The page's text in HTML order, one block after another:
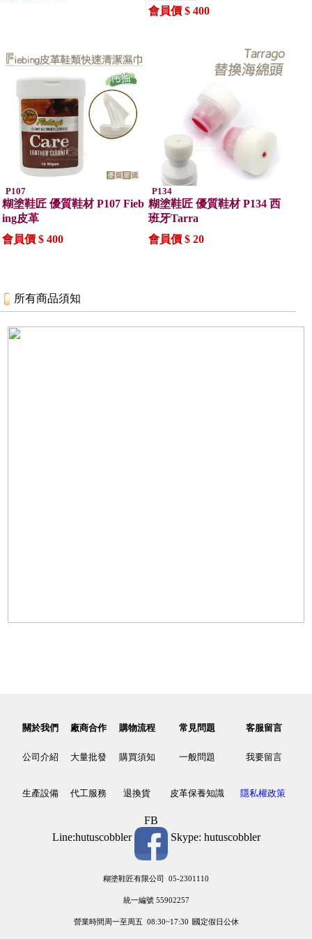
會員價 $ 400
P107
糊塗鞋匠 優質鞋材 P107 Fieb
ing皮革
會員價 $ 400
P134
糊塗鞋匠 優質鞋材 P134 西
班牙Tarra
會員價 $ 20
所有商品須知
關於我們 廠商合作 購物流程 常見問題 客服留言
公司介紹 大量批發 購買須知 一般問題 我要留言
生產設備 代工服務 退換貨 皮革保養知識 隱私權政策
Line:hutuscobbler
FB
Skype: hutuscobbler
糊塗鞋匠有限公司 05-2301110
統一編號 55902257
營業時間周一至周五 08:30~17:30 ∣國定假日公休